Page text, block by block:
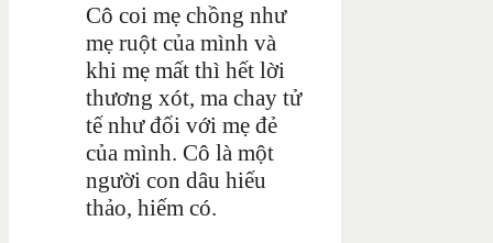
Cô coi mẹ chồng như
mẹ ruột của mình và
khi mẹ mất thì hết lời
thương xót, ma chay tử
tế như đối với mẹ đẻ
của mình. Cô là một
người con dâu hiếu
thảo, hiếm có.